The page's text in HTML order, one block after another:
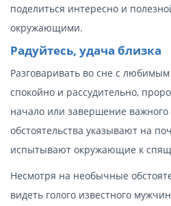
поделиться интересно и
окружающими.
Радуйтесь, удача близка
Разговаривать во сне с любимым
спокойно и рассудительно,
начало или завершение
обстоятельства указывают на
испытывают окружающие к
Несмотря на необычные
видеть голого известного